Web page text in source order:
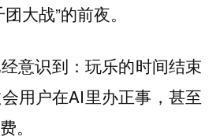
大战”的前夜。
意识到：玩乐的时间结束
用户在AI里办正事，甚至
。